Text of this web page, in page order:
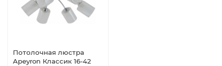
Потолочная люстра
Apeyron Классик 16-42